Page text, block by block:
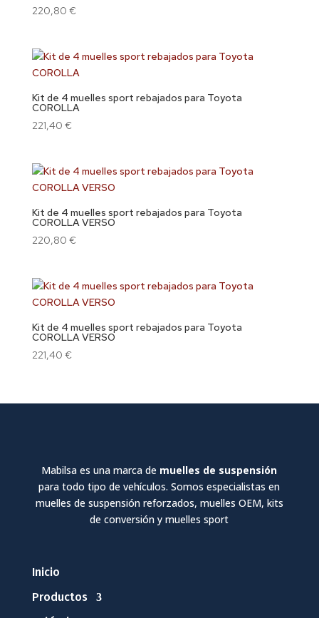
220,80 €
Kit de 4 muelles sport rebajados para Toyota
COROLLA
221,40 €
Kit de 4 muelles sport rebajados para Toyota
COROLLA VERSO
220,80 €
Kit de 4 muelles sport rebajados para Toyota
COROLLA VERSO
221,40 €
Mabilsa es una marca de muelles de suspensión
para todo tipo de vehículos. Somos especialistas en
muelles de suspensión reforzados, muelles OEM, kits
de conversión y muelles sport
Inicio
Productos